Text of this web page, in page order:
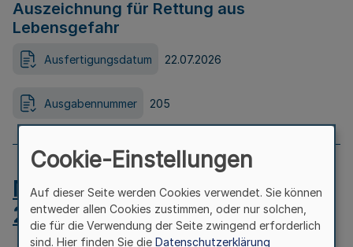
Auszeichnung für Rettung aus
Lebensgefahr
Ausfertigungsdatum 22.07.2026
Ausgabennummer 205
MB.NRW 2026 Nr. 204 vom
24.07.2026
Cookie-Einstellungen
Auf dieser Seite werden Cookies verwendet. Sie können
entweder allen Cookies zustimmen, oder nur solchen,
die für die Verwendung der Seite zwingend erforderlich
sind. Hier finden Sie die Datenschutzerklärung